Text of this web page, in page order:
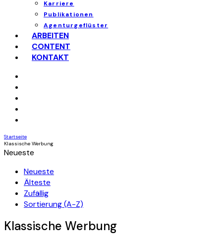
Karriere
Publikationen
Agenturgeflüster
ARBEITEN
CONTENT
KONTAKT
Startseite
Klassische Werbung
Neueste
Neueste
Älteste
Zufällig
Sortierung (A-Z)
Klassische Werbung